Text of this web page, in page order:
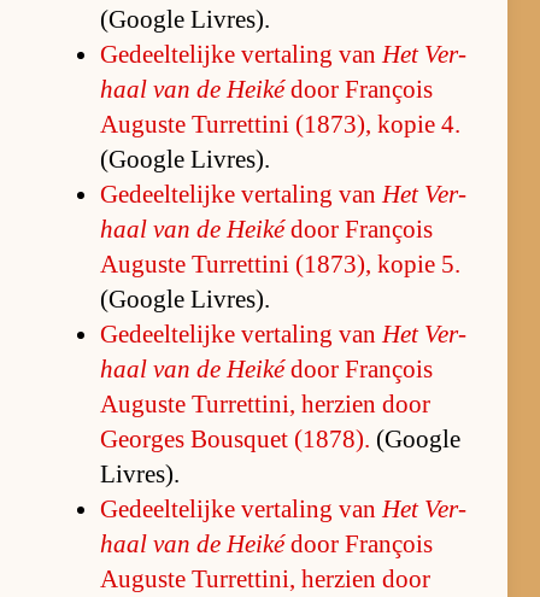
(Google Li­vres).
Ge­deel­te­lijke ver­ta­ling van Het Ver­
haal van de Heikédoor François
Au­guste Tur­ret­tini (1873), ko­pie 4.
(Google Li­vres).
Ge­deel­te­lijke ver­ta­ling van Het Ver­
haal van de Heikédoor François
Au­guste Tur­ret­tini (1873), ko­pie 5.
(Google Li­vres).
Ge­deel­te­lijke ver­ta­ling van Het Ver­
haal van de Heikédoor François
Au­guste Tur­ret­ti­ni, her­zien door
Ge­or­ges Bousquet (1878). (Google
Li­vres).
Ge­deel­te­lijke ver­ta­ling van Het Ver­
haal van de Heikédoor François
Au­guste Tur­ret­ti­ni, her­zien door